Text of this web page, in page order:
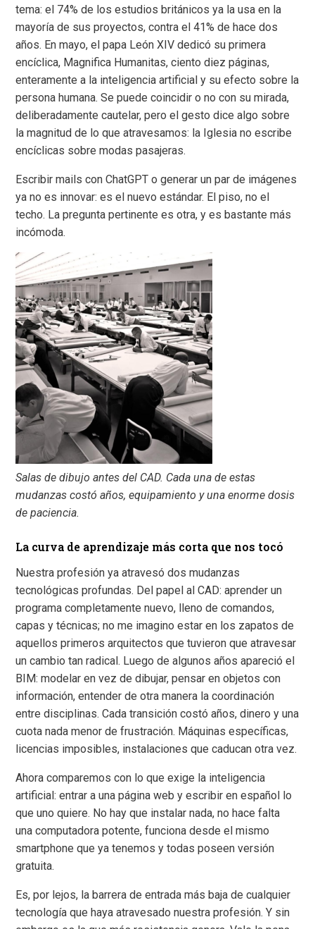
tema: el 74% de los estudios británicos ya la usa en la
mayoría de sus proyectos, contra el 41% de hace dos
años. En mayo, el papa León XIV dedicó su primera
encíclica, Magnifica Humanitas, ciento diez páginas,
enteramente a la inteligencia artificial y su efecto sobre la
persona humana. Se puede coincidir o no con su mirada,
deliberadamente cautelar, pero el gesto dice algo sobre
la magnitud de lo que atravesamos: la Iglesia no escribe
encíclicas sobre modas pasajeras.
Escribir mails con ChatGPT o generar un par de imágenes
ya no es innovar: es el nuevo estándar. El piso, no el
techo. La pregunta pertinente es otra, y es bastante más
incómoda.
Salas de dibujo antes del CAD. Cada una de estas
mudanzas costó años, equipamiento y una enorme dosis
de paciencia.
La curva de aprendizaje más corta que nos tocó
Nuestra profesión ya atravesó dos mudanzas
tecnológicas profundas. Del papel al CAD: aprender un
programa completamente nuevo, lleno de comandos,
capas y técnicas; no me imagino estar en los zapatos de
aquellos primeros arquitectos que tuvieron que atravesar
un cambio tan radical. Luego de algunos años apareció el
BIM: modelar en vez de dibujar, pensar en objetos con
información, entender de otra manera la coordinación
entre disciplinas. Cada transición costó años, dinero y una
cuota nada menor de frustración. Máquinas específicas,
licencias imposibles, instalaciones que caducan otra vez.
Ahora comparemos con lo que exige la inteligencia
artificial: entrar a una página web y escribir en español lo
que uno quiere. No hay que instalar nada, no hace falta
una computadora potente, funciona desde el mismo
smartphone que ya tenemos y todas poseen versión
gratuita.
Es, por lejos, la barrera de entrada más baja de cualquier
tecnología que haya atravesado nuestra profesión. Y sin